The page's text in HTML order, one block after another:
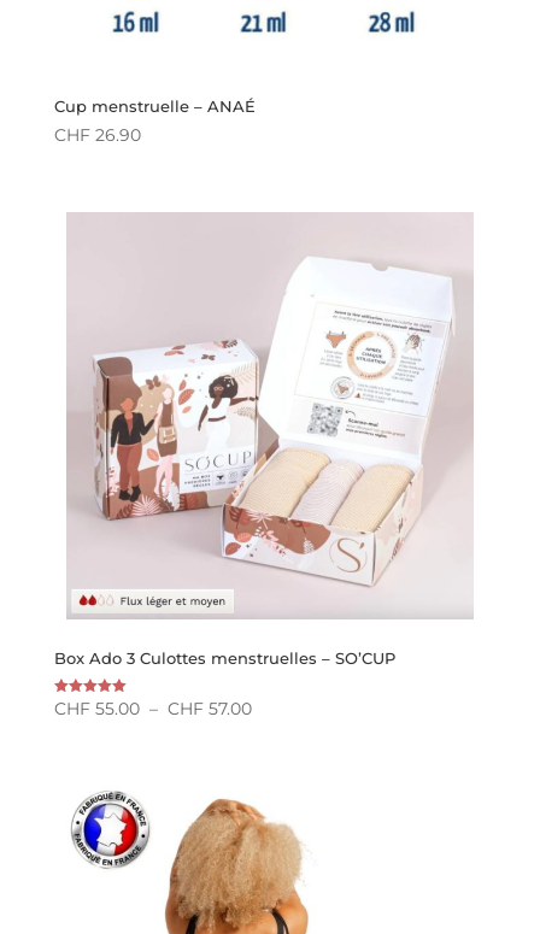
Cup menstruelle – ANAÉ
CHF26.90
Box Ado 3 Culottes menstruelles – SO’CUP
Note
4.00
CHF55.00 – CHF57.00Plage
à
CHF 57.00